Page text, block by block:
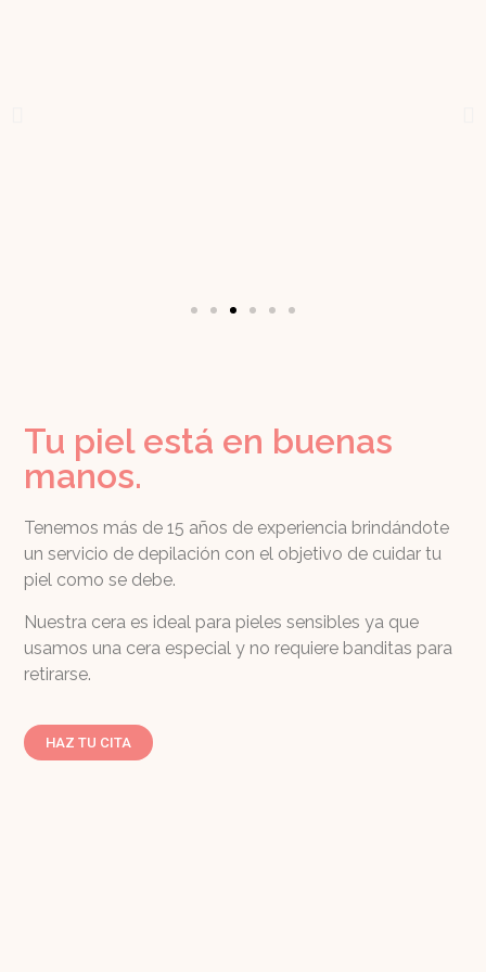
Tu piel está en buenas
manos.
Tenemos más de 15 años de experiencia brindándote
un servicio de depilación con el objetivo de cuidar tu
piel como se debe.
Nuestra cera es ideal para pieles sensibles ya que
usamos una cera especial y no requiere banditas para
retirarse.
HAZ TU CITA